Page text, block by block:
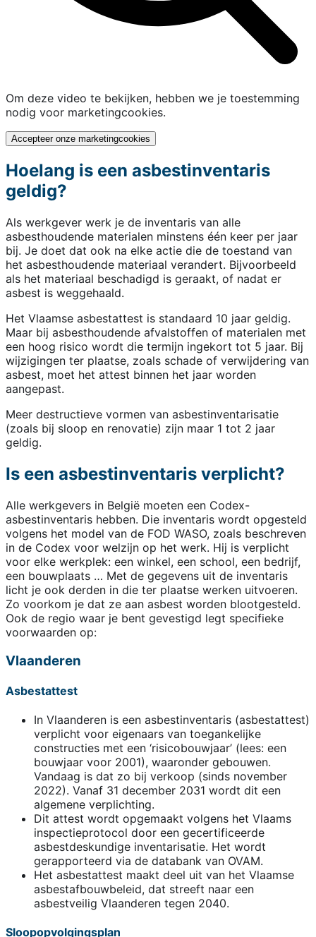
Om deze video te bekijken, hebben we je toestemming
nodig voor marketingcookies.
Accepteer onze marketingcookies
Hoelang is een asbestinventaris
geldig?
Als werkgever werk je de inventaris van alle
asbesthoudende materialen minstens één keer per jaar
bij. Je doet dat ook na elke actie die de toestand van
het asbesthoudende materiaal verandert. Bijvoorbeeld
als het materiaal beschadigd is geraakt, of nadat er
asbest is weggehaald.
Het Vlaamse asbestattest is standaard 10 jaar geldig.
Maar bij asbesthoudende afvalstoffen of materialen met
een hoog risico wordt die termijn ingekort tot 5 jaar. Bij
wijzigingen ter plaatse, zoals schade of verwijdering van
asbest, moet het attest binnen het jaar worden
aangepast.
Meer destructieve vormen van asbestinventarisatie
(zoals bij sloop en renovatie) zijn maar 1 tot 2 jaar
geldig.
Is een asbestinventaris verplicht?
Alle werkgevers in België moeten een Codex-
asbestinventaris hebben. Die inventaris wordt opgesteld
volgens het model van de FOD WASO, zoals beschreven
in de Codex voor welzijn op het werk. Hij is verplicht
voor elke werkplek: een winkel, een school, een bedrijf,
een bouwplaats … Met de gegevens uit de inventaris
licht je ook derden in die ter plaatse werken uitvoeren.
Zo voorkom je dat ze aan asbest worden blootgesteld.
Ook de regio waar je bent gevestigd legt specifieke
voorwaarden op:
Vlaanderen
Asbestattest
In Vlaanderen is een asbestinventaris (asbestattest)
verplicht voor eigenaars van toegankelijke
constructies met een ‘risicobouwjaar’ (lees: een
bouwjaar voor 2001), waaronder gebouwen.
Vandaag is dat zo bij verkoop (sinds november
2022). Vanaf 31 december 2031 wordt dit een
algemene verplichting.
Dit attest wordt opgemaakt volgens het Vlaams
inspectieprotocol door een gecertificeerde
asbestdeskundige inventarisatie. Het wordt
gerapporteerd via de databank van OVAM.
Het asbestattest maakt deel uit van het Vlaamse
asbestafbouwbeleid, dat streeft naar een
asbestveilig Vlaanderen tegen 2040.
Sloopopvolgingsplan